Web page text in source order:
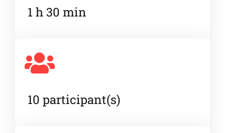
1 h 30 min
10 participant(s)